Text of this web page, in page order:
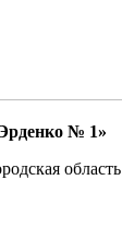
№ 1»
область